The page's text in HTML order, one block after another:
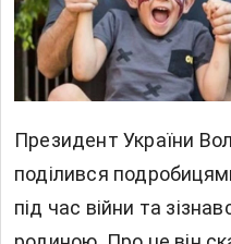
Президент України
поділився
під час війни та